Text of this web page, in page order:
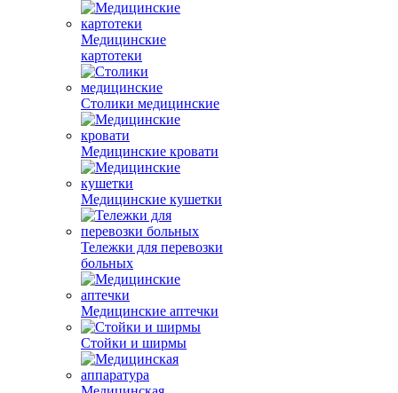
Медицинские
картотеки
Столики медицинские
Медицинские кровати
Медицинские кушетки
Тележки для перевозки
больных
Медицинские аптечки
Стойки и ширмы